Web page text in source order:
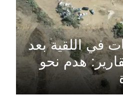
في اللقية بعد
هدم نحو